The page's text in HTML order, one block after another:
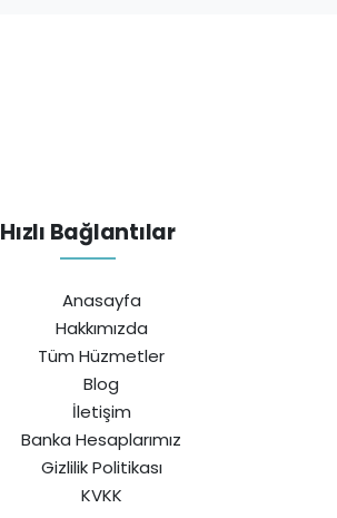
Hızlı Bağlantılar
Anasayfa
Hakkımızda
Tüm Hüzmetler
Blog
İletişim
Banka Hesaplarımız
Gizlilik Politikası
KVKK